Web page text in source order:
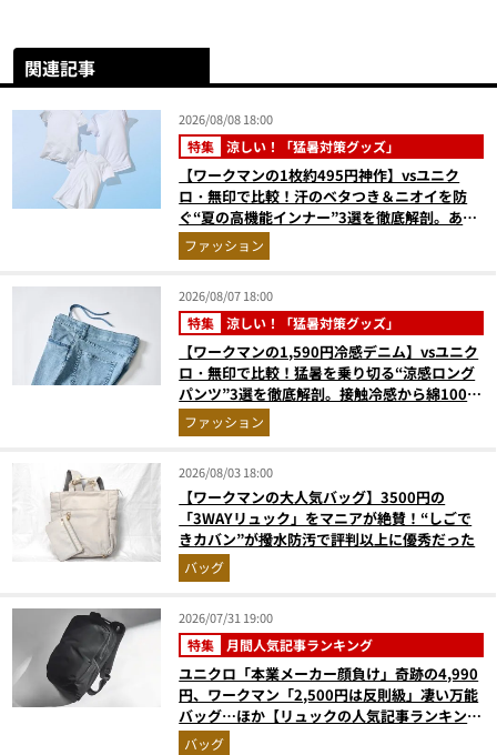
関連記事
2026/08/08 18:00
特集 涼しい！「猛暑対策グッズ」
【ワークマンの1枚約495円神作】vsユニク
ロ・無印で比較！汗のベタつき＆ニオイを防
ぐ“夏の高機能インナー”3選を徹底解剖。あな
たに最適な1着は？
ファッション
2026/08/07 18:00
特集 涼しい！「猛暑対策グッズ」
【ワークマンの1,590円冷感デニム】vsユニク
ロ・無印で比較！猛暑を乗り切る“涼感ロング
パンツ”3選を徹底解剖。接触冷感から綿100%
まで決定版
ファッション
2026/08/03 18:00
【ワークマンの大人気バッグ】3500円の
「3WAYリュック」をマニアが絶賛！“しごで
きカバン”が撥水防汚で評判以上に優秀だった
バッグ
2026/07/31 19:00
特集 月間人気記事ランキング
ユニクロ「本業メーカー顔負け」奇跡の4,990
円、ワークマン「2,500円は反則級」凄い万能
バッグ…ほか【リュックの人気記事ランキング
ベスト3】（2026年6月版）
バッグ